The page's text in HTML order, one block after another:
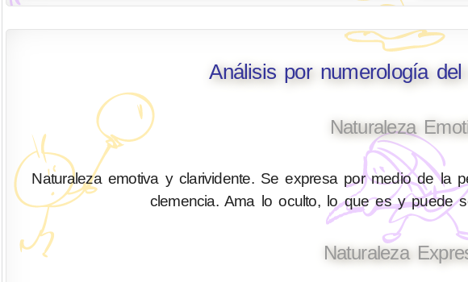
Análisis por numerología
Naturaleza
Naturaleza emotiva y clarividente. Se expresa por medio de la
clemencia. Ama lo oculto, lo que es y puede
Naturaleza